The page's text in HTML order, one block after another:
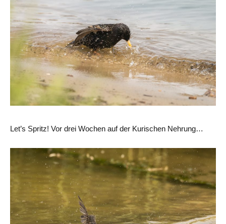
Let’s Spritz! Vor drei Wochen auf der Kurischen Nehrung…